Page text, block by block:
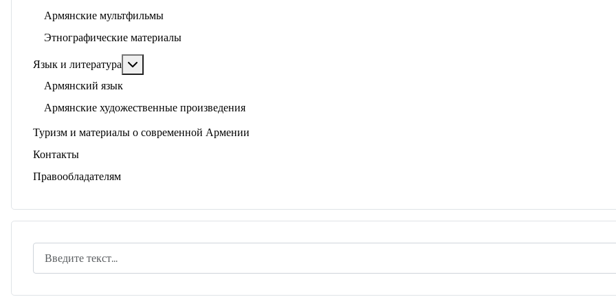
Армянские мультфильмы
Этнографические материалы
Язык и литература
Армянский язык
Армянские художественные произведения
Туризм и материалы о современной Армении
Контакты
Правообладателям